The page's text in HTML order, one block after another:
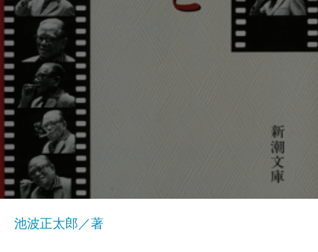
池波正太郎／著